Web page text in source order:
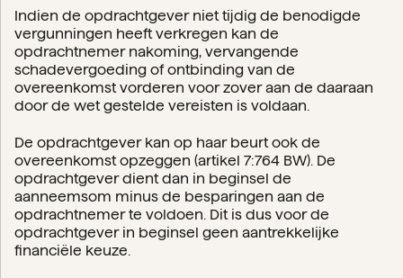
Indien de opdrachtgever niet tijdig de benodigde
vergunningen heeft verkregen kan de
opdrachtnemer nakoming, vervangende
schadevergoeding of ontbinding van de
overeenkomst vorderen voor zover aan de daaraan
door de wet gestelde vereisten is voldaan.
De opdrachtgever kan op haar beurt ook de
overeenkomst opzeggen (artikel 7:764 BW). De
opdrachtgever dient dan in beginsel de
aanneemsom minus de besparingen aan de
opdrachtnemer te voldoen. Dit is dus voor de
opdrachtgever in beginsel geen aantrekkelijke
financiële keuze.